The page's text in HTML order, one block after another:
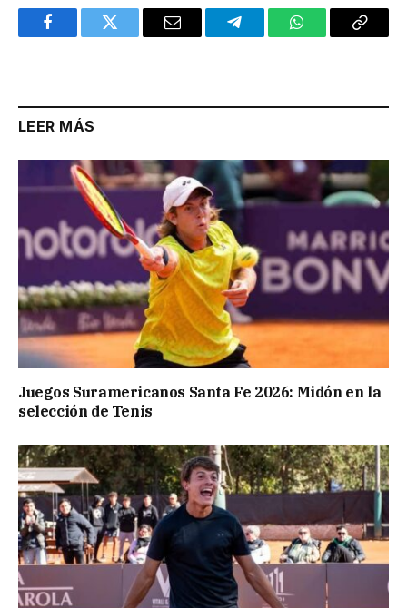
FacebookTwitter Email TelegramWhatsAppCopy
LEER MÁS
Juegos Suramericanos Santa Fe 2026: Midón en la
selección de Tenis